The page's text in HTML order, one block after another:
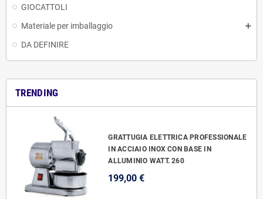
GIOCATTOLI
Materiale per imballaggio
DA DEFINIRE
TRENDING
GRATTUGIA ELETTRICA PROFESSIONALE
IN ACCIAIO INOX CON BASE IN
ALLUMINIO WATT. 260
199,00 €